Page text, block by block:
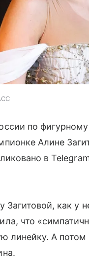
по
Алине
в
как у
что
линейку. А